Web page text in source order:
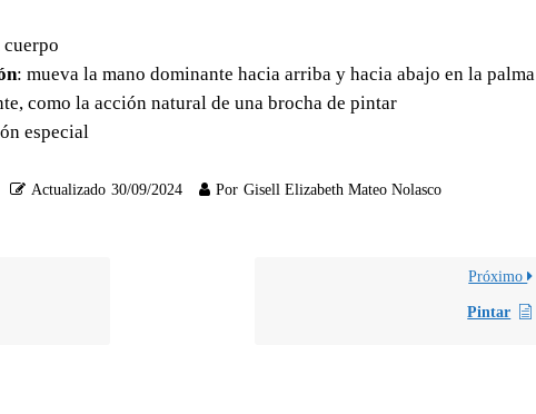
: mueva la mano dominante hacia arriba y hacia abajo en la palma
como la acción natural de una brocha de pintar
especial
Actualizado 30/09/2024 Por Gisell Elizabeth Mateo Nolasco
Próximo
Pintar